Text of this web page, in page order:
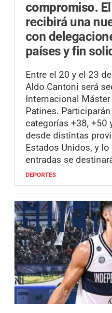
compromiso.
recibirá una
con
países y fin
Entre el 20 y el 23
Aldo Cantoni será
Internacional
Patines.
categorías +38, +50
desde distintas
Estados Unidos, y lo
entradas se
DEPORTES